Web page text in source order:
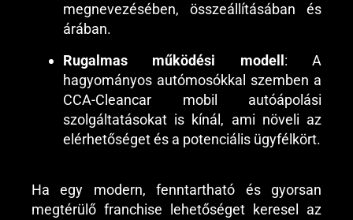
megnevezésében, összeállításában és
árában.
Rugalmas működési modell: A
hagyományos autómosókkal szemben a
CCA-Cleancar mobil autóápolási
szolgáltatásokat is kínál, ami növeli az
elérhetőséget és a potenciális ügyfélkört.
Ha egy modern, fenntartható és gyorsan
megtérülő franchise lehetőséget keresel az